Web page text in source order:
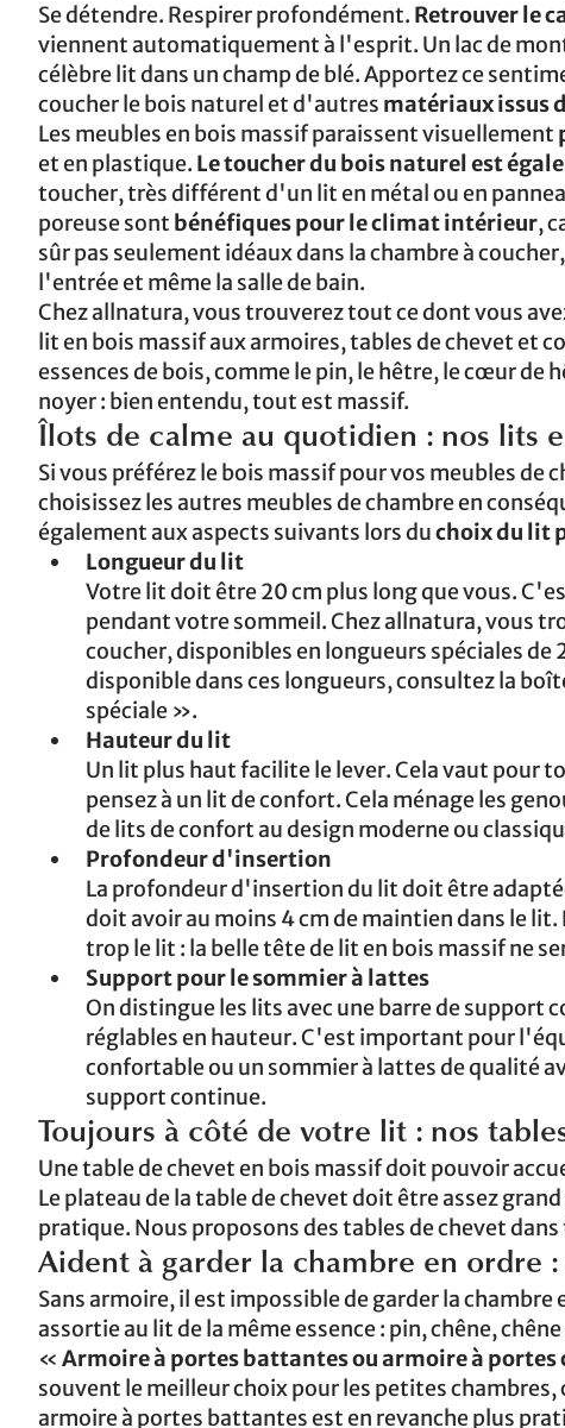
Se détendre. Respirer profondément. Retrouver le
viennent automatiquement à l'esprit. Un lac de
célèbre lit dans un champ de blé. Apportez ce
coucher le bois naturel et d'autres matériaux issus
Les meubles en bois massif paraissent visuellement
et en plastique. Le toucher du bois naturel est
toucher, très différent d'un lit en métal ou en
poreuse sont bénéfiques pour le climat intérieur,
sûr pas seulement idéaux dans la chambre à
l'entrée et même la salle de bain.
Chez allnatura, vous trouverez tout ce dont vous
lit en bois massif aux armoires, tables de chevet et
essences de bois, comme le pin, le hêtre, le cœur de
noyer : bien entendu, tout est massif.
Îlots de calme au quotidien : nos lits
Si vous préférez le bois massif pour vos meubles de
choisissez les autres meubles de chambre en
également aux aspects suivants lors duchoix du lit
Longueur du lit
Votre lit doit être 20 cm plus long que vous.
pendant votre sommeil. Chez allnatura, vous
coucher, disponibles en longueurs spéciales de
disponible dans ces longueurs, consultez la
spéciale ».
Hauteur du lit
Un lit plus haut facilite le lever. Cela vaut pour
pensez à un lit de confort. Cela ménage les
de lits de confort au design moderne ou
Profondeur d'insertion
La profondeur d'insertion du lit doit être
doit avoir au moins 4 cm de maintien dans le
trop le lit : la belle tête de lit en bois massif ne
Support pour le sommier à lattes
On distingue les lits avec une barre de support
réglables en hauteur. C'est important pour
confortable ou un sommier à lattes de qualité
support continue.
Toujours à côté de votre lit : nos
Une table de chevet en bois massif doit pouvoir
Le plateau de la table de chevet doit être assez
pratique. Nous proposons des tables de chevet
Aident à garder la chambre en ordre
Sans armoire, il est impossible de garder la
assortie au lit de la même essence : pin, chêne,
« Armoire à portes battantes ou armoire à portes
souvent le meilleur choix pour les petites chambres,
armoire à portes battantes est en revanche plus